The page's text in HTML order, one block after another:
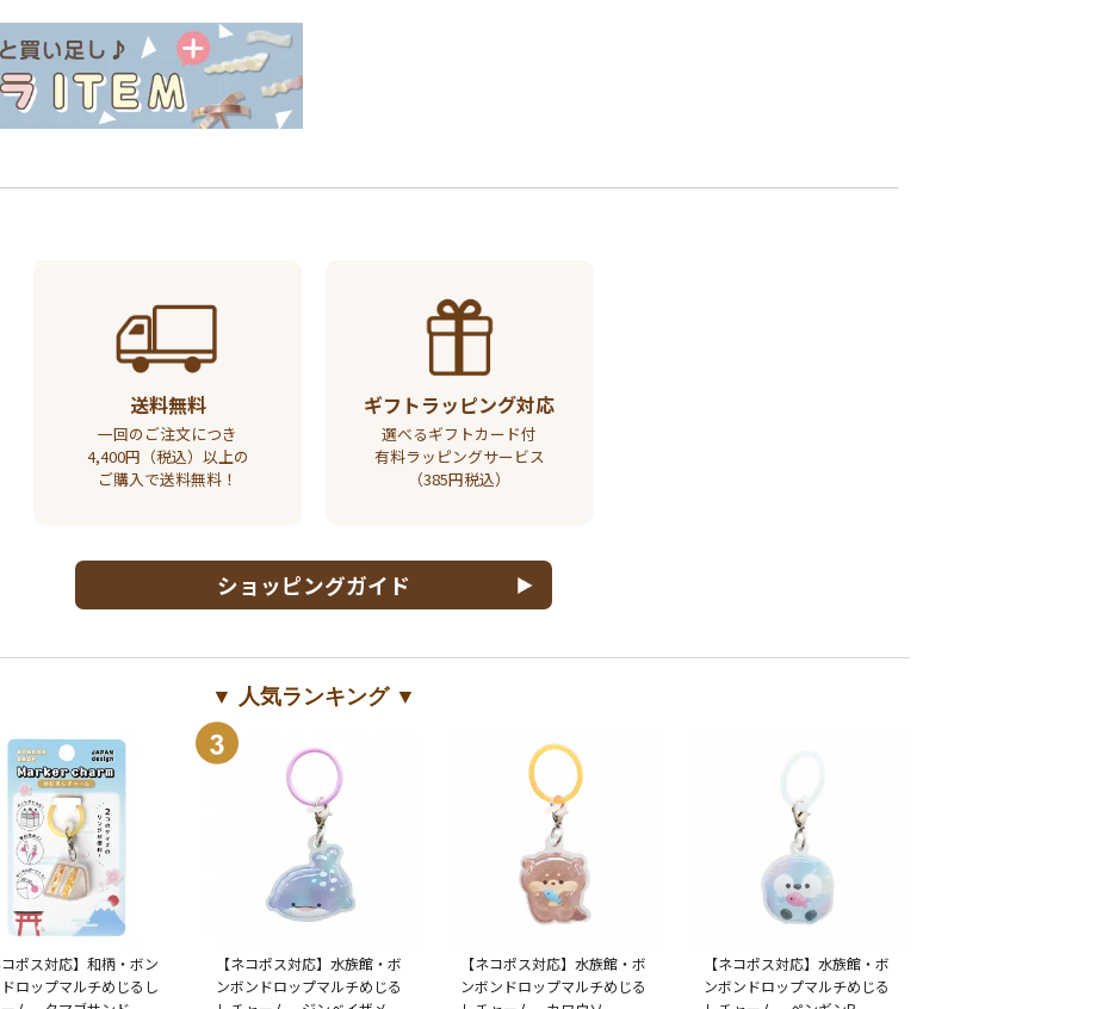
送料無料
一回のご注文につき
4,400円（税込）以上の
ご購入で送料無料！
ギフトラッピング対応
選べるギフトカード付
有料ラッピングサービス
（385円税込）
ショッピングガイド
▼ 人気ランキング ▼
コポス対応】和柄・ボン
ロップマルチめじるし
【ネコポス対応】水族館・ボ
ンボンドロップマルチめじる
【ネコポス対応】水族館・ボ
ンボンドロップマルチめじる
【ネコポス対応】水族館・ボ
ンボンドロップマルチめじる